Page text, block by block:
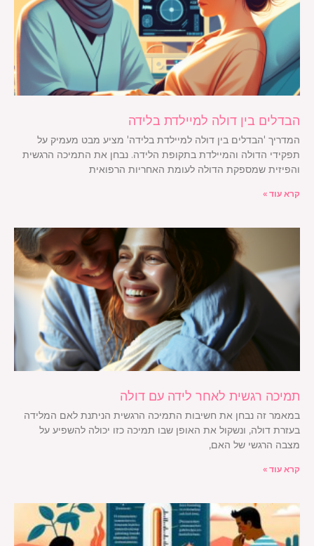
הבדלים בין דולה למיילדת בלידה
המדריך 'הבדלים בין דולה למיילדת בלידה' מציע מבט מעמיק על
תפקידי הדולה והמיילדת בתקופת הלידה. נבחן את התמיכה הרגשית
והפיזית שמספקת הדולה לעומת האחריות הרפואית
קרא עוד »
תמיכה רגשית לאחר לידה עם דולה
במאמר זה נבחן את חשיבות התמיכה הרגשית הניתנת לאם המלידה
בעזרת דולה, ונשקול את האופן שבו תמיכה כזו יכולה להשפיע על
מצבה הרגשי של האם,
קרא עוד »